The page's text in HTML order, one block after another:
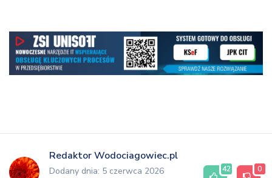
Redaktor Wodociagowiec.pl
Dodany dnia: 5 czerwca 2026
42 0